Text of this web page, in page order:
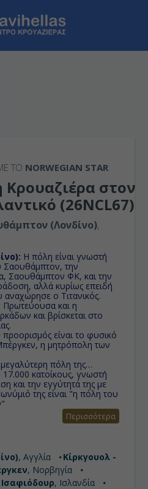
ΤΟ NORWEGIAN STAR
Κρουαζιέρα στον
(26NCL67)
(Λονδίνο),
H πόλη είναι γνωστή
Σαουθάμπτον, την
Σαουθάμπτον ΦΚ, και την
αλλά κυρίως επειδή
ο Τιτανικός.
Πρωτεύουσα και η
και βρίσκεται στο
προορισμός είναι το φυσικό
η μητρόπολη των
πόλη της
κατοίκους, γνωστή
και την εγγύτητά της με
της είναι "η πόλη του
της Ισλανδίας και
φιόρδ αποτελεί ιδανικός
το χιόνι και τις
της Ισλανδίας, η
και, ταυτόχρονα, η
κόσμου. Βρίσκεται στα
χώρας.
Περισσότερα
, Αγγλία
Κίρκγουολ -
, Νορβηγία
Ισαφιόδουρ, Ισλανδία